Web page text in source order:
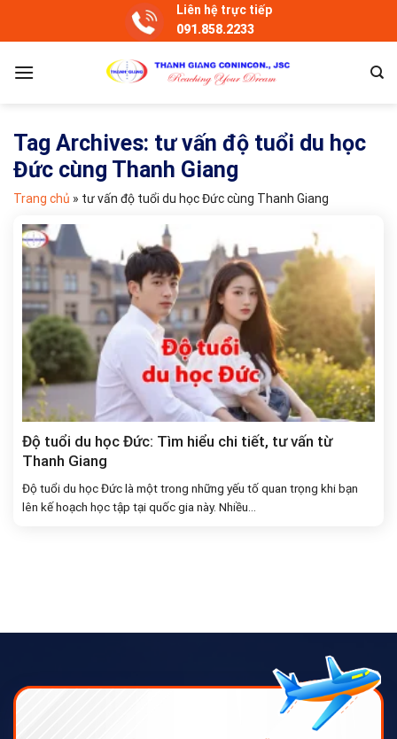
Liên hệ trực tiếp
091.858.2233
Tag Archives: tư vấn độ tuổi du học
Đức cùng Thanh Giang
Trang chủ » tư vấn độ tuổi du học Đức cùng Thanh Giang
Độ tuổi du học Đức: Tìm hiểu chi tiết, tư vấn từ
Thanh Giang
Độ tuổi du học Đức là một trong những yếu tố quan trọng khi bạn
lên kế hoạch học tập tại quốc gia này. Nhiều...